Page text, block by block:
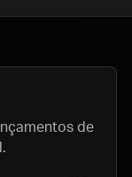
de